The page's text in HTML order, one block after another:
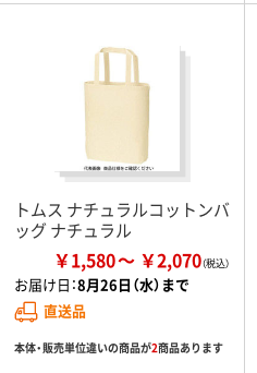
トムス ナチュラルコットンバ
ッグ ナチュラル
￥1,580 ￥2,070
お届け日：8月26日（水）まで
直送品
本体・販売単位違いの商品が2商品あります